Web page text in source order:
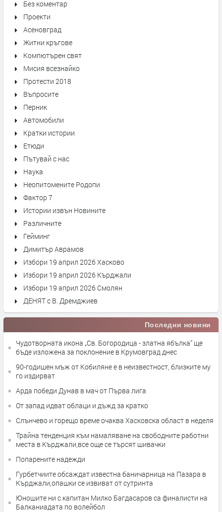
Без коментар
Проекти
Асеновград
Житни кръгове
Компютърен свят
Мисия всезнайко
Протести 2018
Въпросите
Перник
Автомобили
Кратки истории
Етюди
Пътувай с нас
Наука
Неопитомените Родопи
Фактор 7
Истории извън Новините
Различните
Гейминг
Димитър Аврамов
Избори 19 април 2026 Хасково
Избори 19 април 2026 Кърджали
Избори 19 април 2026 Смолян
ДЕНЯТ с В. Дремджиев
Последни новини
Чудотворната икона „Св. Богородица - златна ябълка” ще
бъде изложена за поклонение в Крумовград днес
90-годишен мъж от Кобиляне е в неизвестност, близките му
го издирват
Арда победи Дунав в мач от Първа лига
От запад идват облаци и дъжд за кратко
Слънчево и горещо време очаква Хасковска област в неделя
Трайна тенденция към намаляване на свободните работни
места в Кърджали,все още се търсят шивачки
Попарените надежди
Гурбетчиите обсаждат известна баничарница на Пазара в
Кърджали,опашки се извиват от сутринта
Юношите ни с капитан Милко Багдасаров са финалисти на
Балканиадата по волейбол